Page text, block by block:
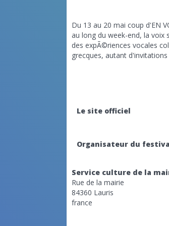
Du 13 au 20 mai coup d'EN
au long du week-end, la
des expÃ©riences vocales
grecques, autant
Le site officiel
Organisateur du
Service culture de la
Rue de la mairie
84360 Lauris
france